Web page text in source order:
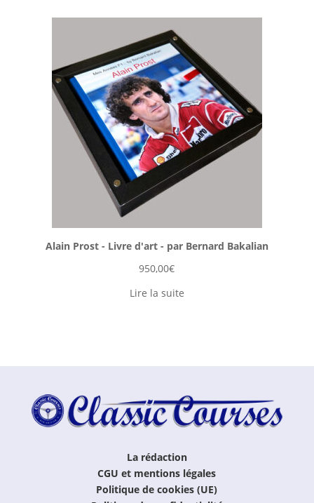
Alain Prost - Livre d'art - par Bernard Bakalian
950,00€
Lire la suite
La rédaction
CGU et mentions légales
Politique de cookies (UE)